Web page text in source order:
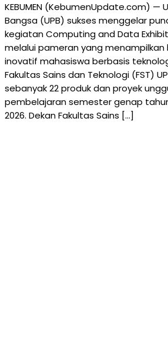
KEBUMEN (KebumenUpdate.com) —
Bangsa (UPB) sukses menggelar
kegiatan Computing and Data
melalui pameran yang menampilkan
inovatif mahasiswa berbasis
Fakultas Sains dan Teknologi (FST)
sebanyak 22 produk dan proyek
pembelajaran semester genap
2026. Dekan Fakultas Sains […]